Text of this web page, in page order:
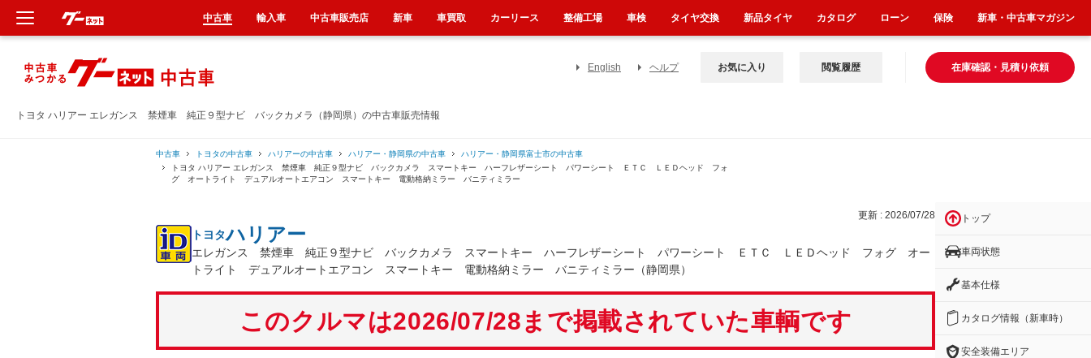
トヨタ ハリアー エレガンス 禁煙車 純正９型ナビ バックカメラ（静岡県）の中古車販売情報
English ヘルプ 在庫確認・見積り依頼
お気に入り 閲覧履歴
中古車 トヨタの中古車 ハリアーの中古車 ハリアー・静岡県の中古車
ハリアー・静岡県富士市の中古車
トヨタ ハリアー エレガンス 禁煙車 純正９型ナビ バックカメラ スマートキー ハーフレザーシート パワーシート ＥＴＣ ＬＥＤヘッド フォ
グ オートライト デュアルオートエアコン スマートキー 電動格納ミラー バニティミラー
更新 : 2026/07/28
トヨタハリアー
エレガンス 禁煙車 純正９型ナビ バックカメラ スマートキー ハーフレザーシート パワーシート ＥＴＣ ＬＥＤヘッド フォグ オー
トライト デュアルオートエアコン スマートキー 電動格納ミラー バニティミラー（静岡県）
このクルマは2026/07/28まで掲載されていた車輌です
トップ
車両状態
基本仕様
カタログ情報（新車時）
安全装備エリア
中古車 輸入車 中古車販売店 新車 車買取 カーリース 整備工場 車検 タイヤ交換 新品タイヤ カタログ ローン 保険 新車・中古車マガジン
新車
中古車